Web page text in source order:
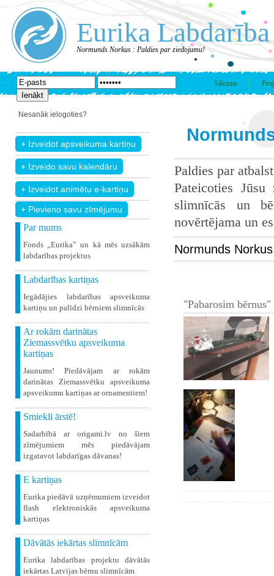
Eurika Labdarība
Normunds Norkus : Paldies par ziedojumu!
Sākums
Nesanāk ielogoties?
+ Pievieno savu zīmējumu
Par mums
Fonds „Eurika” un kā mēs uzsākām
labdarības projektus
Labdarības kartiņas
Iegādājies labdarības apsveikuma
kartiņu un palīdzi bērniem slimnīcās
Ar rokām darinātas
Ziemassvētku apsveikuma
kartiņas
Jaunums! Piedāvājam ar rokām
darinātas Ziemassvētku apsveikuma
apsveikumu kartiņas ar ornamentiem!
Smiekli ārstē!
Sadarbībā ar origami.lv no šiem
zīmējumiem mēs piedāvājam
izgatavot labdarīgas dāvanas!
E kartiņas
Eurika piedāvā uzņēmumiem izveidot
flash elektroniskās apsveikuma
kartiņas
Dāvātās iekārtas slimnīcām
Eurika labdarības projektu dāvātās
iekārtas Latvijas bērnu slimnīcām
Paldies par
Pateicoties
slimnīcās un
novērtējama un
Normunds
"Pabarosim